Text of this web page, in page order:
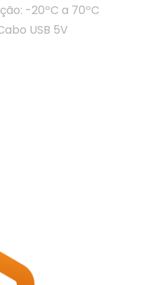
-20ºC a 70ºC
USB 5V